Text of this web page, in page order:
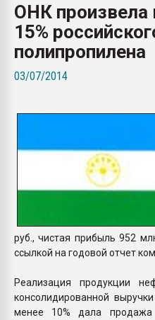
ОНК произвела
15%
полипропилена
03/07/2014
руб., чистая прибыль 952
ссылкой на годовой отчет
Реализация продукции
консолидированной
менее 10% дала продажа